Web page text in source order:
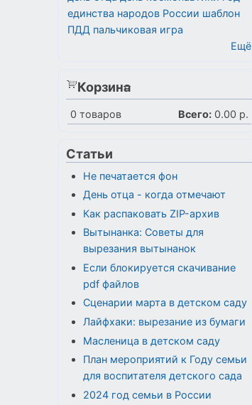
единства народов России шаблон
ПДД пальчиковая игра
Ещё
Корзина
0 товаров Всего: 0.00 р.
Статьи
Не печатается фон
День отца - когда отмечают
Как распаковать ZIP-архив
Вытынанка: Советы для
вырезания вытынанок
Если блокируется скачивание
pdf файлов
Сценарии марта в детском саду
Лайфхаки: вырезание из бумаги
Масленица в детском саду
План мероприятий к Году семьи
для воспитателя детского сада
2024 год семьи в России